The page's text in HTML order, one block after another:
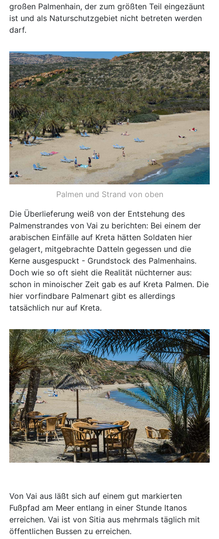
großen Palmenhain, der zum größten Teil eingezäunt
ist und als Naturschutzgebiet nicht betreten werden
darf.
Palmen und Strand von oben
Die Überlieferung weiß von der Entstehung des
Palmenstrandes von Vai zu berichten: Bei einem der
arabischen Einfälle auf Kreta hätten Soldaten hier
gelagert, mitgebrachte Datteln gegessen und die
Kerne ausgespuckt - Grundstock des Palmenhains.
Doch wie so oft sieht die Realität nüchterner aus:
schon in minoischer Zeit gab es auf Kreta Palmen. Die
hier vorfindbare Palmenart gibt es allerdings
tatsächlich nur auf Kreta.
Von Vai aus läßt sich auf einem gut markierten
Fußpfad am Meer entlang in einer Stunde Itanos
erreichen. Vai ist von Sitia aus mehrmals täglich mit
öffentlichen Bussen zu erreichen.